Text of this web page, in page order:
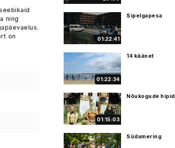
ning
on
01:22:41
Sipelgapesa
01:22:34
14 käänet
01:15:03
Nõukogude hipid
Südamering